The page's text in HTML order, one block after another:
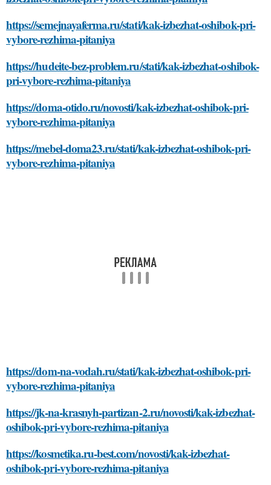
https://semejnayaferma.ru/stati/kak-izbezhat-oshibok-pri-
vybore-rezhima-pitaniya
https://hudeite-bez-problem.ru/stati/kak-izbezhat-oshibok-
pri-vybore-rezhima-pitaniya
https://doma-otido.ru/novosti/kak-izbezhat-oshibok-pri-
vybore-rezhima-pitaniya
https://mebel-doma23.ru/stati/kak-izbezhat-oshibok-pri-
vybore-rezhima-pitaniya
https://dom-na-vodah.ru/stati/kak-izbezhat-oshibok-pri-
vybore-rezhima-pitaniya
https://jk-na-krasnyh-partizan-2.ru/novosti/kak-izbezhat-
oshibok-pri-vybore-rezhima-pitaniya
https://kosmetika.ru-best.com/novosti/kak-izbezhat-
oshibok-pri-vybore-rezhima-pitaniya